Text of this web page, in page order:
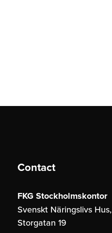
Contact
FKG Stockholmskontor
Svenskt Näringslivs Hus,
Storgatan 19